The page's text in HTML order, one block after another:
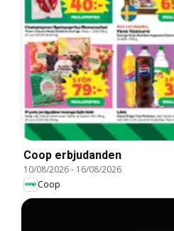
Coop erbjudanden
10/08/2026- 16/08/2026
Coop